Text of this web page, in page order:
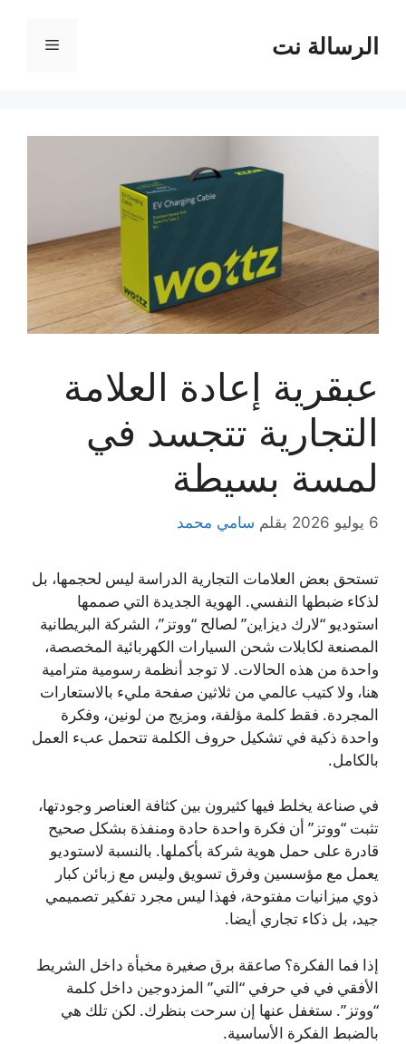
المحتوىالرسالة نت القائمة
عبقرية إعادة العلامة
التجارية تتجسد في
لمسة بسيطة
6 يوليو 2026 بقلم سامي محمد
تستحق بعض العلامات التجارية الدراسة ليس لحجمها، بل
لذكاء ضبطها النفسي. الهوية الجديدة التي صممها
استوديو “لارك ديزاين” لصالح “ووتز”، الشركة البريطانية
المصنعة لكابلات شحن السيارات الكهربائية المخصصة،
واحدة من هذه الحالات. لا توجد أنظمة رسومية مترامية
هنا، ولا كتيب عالمي من ثلاثين صفحة مليء بالاستعارات
المجردة. فقط كلمة مؤلفة، ومزيج من لونين، وفكرة
واحدة ذكية في تشكيل حروف الكلمة تتحمل عبء العمل
بالكامل.
في صناعة يخلط فيها كثيرون بين كثافة العناصر وجودتها،
تثبت “ووتز” أن فكرة واحدة حادة ومنفذة بشكل صحيح
قادرة على حمل هوية شركة بأكملها. بالنسبة لاستوديو
يعمل مع مؤسسين وفرق تسويق وليس مع زبائن كبار
ذوي ميزانيات مفتوحة، فهذا ليس مجرد تفكير تصميمي
جيد، بل ذكاء تجاري أيضا.
إذا فما الفكرة؟ صاعقة برق صغيرة مخبأة داخل الشريط
الأفقي في في حرفي “التي” المزدوجين داخل كلمة
“ووتز”. ستغفل عنها إن سرحت بنظرك. لكن تلك هي
بالضبط الفكرة الأساسية.